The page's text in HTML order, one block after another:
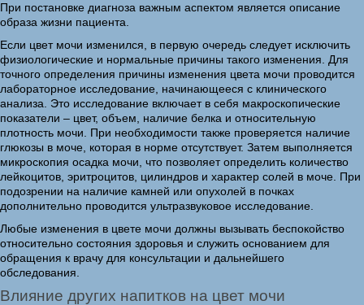
При постановке диагноза важным аспектом является описание
образа жизни пациента.
Если цвет мочи изменился, в первую очередь следует исключить
физиологические и нормальные причины такого изменения. Для
точного определения причины изменения цвета мочи проводится
лабораторное исследование, начинающееся с клинического
анализа. Это исследование включает в себя макроскопические
показатели – цвет, объем, наличие белка и относительную
плотность мочи. При необходимости также проверяется наличие
глюкозы в моче, которая в норме отсутствует. Затем выполняется
микроскопия осадка мочи, что позволяет определить количество
лейкоцитов, эритроцитов, цилиндров и характер солей в моче. При
подозрении на наличие камней или опухолей в почках
дополнительно проводится ультразвуковое исследование.
Любые изменения в цвете мочи должны вызывать беспокойство
относительно состояния здоровья и служить основанием для
обращения к врачу для консультации и дальнейшего
обследования.
Влияние других напитков на цвет мочи